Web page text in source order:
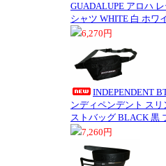
GUADALUPE アロハ
シャツ WHITE 白 ホワ
6,270円
INDEPENDENT
ンディペンデント ス
ストバッグ BLACK 黒
7,260円